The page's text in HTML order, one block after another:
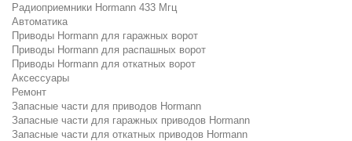
Радиоприемники Hormann 433 Мгц
Автоматика
Приводы Hormann для гаражных ворот
Приводы Hormann для распашных ворот
Приводы Hormann для откатных ворот
Аксессуары
Ремонт
Запасные части для приводов Hormann
Запасные части для гаражных приводов Hormann
Запасные части для откатных приводов Hormann